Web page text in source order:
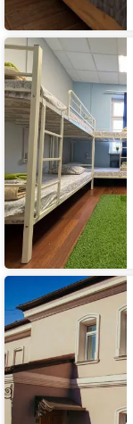
Хостел
Центр
Апартаменты
Ирис